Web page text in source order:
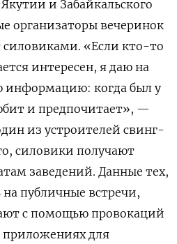
и Забайкальского
организаторы вечеринок
силовиками. «Если кто-то
интересен, я даю на
информацию: когда был у
и предпочитает», —
из устроителей свинг-
силовики получают
заведений. Данные тех,
на публичные встречи,
с помощью провокаций
приложениях для